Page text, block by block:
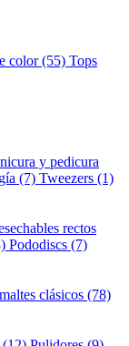
color (55) Tops
y pedicura
(7) Tweezers (1)
rectos
Pododiscs (7)
clásicos (78)